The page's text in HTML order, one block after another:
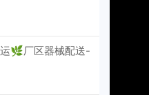
🌿厂区器械配送-